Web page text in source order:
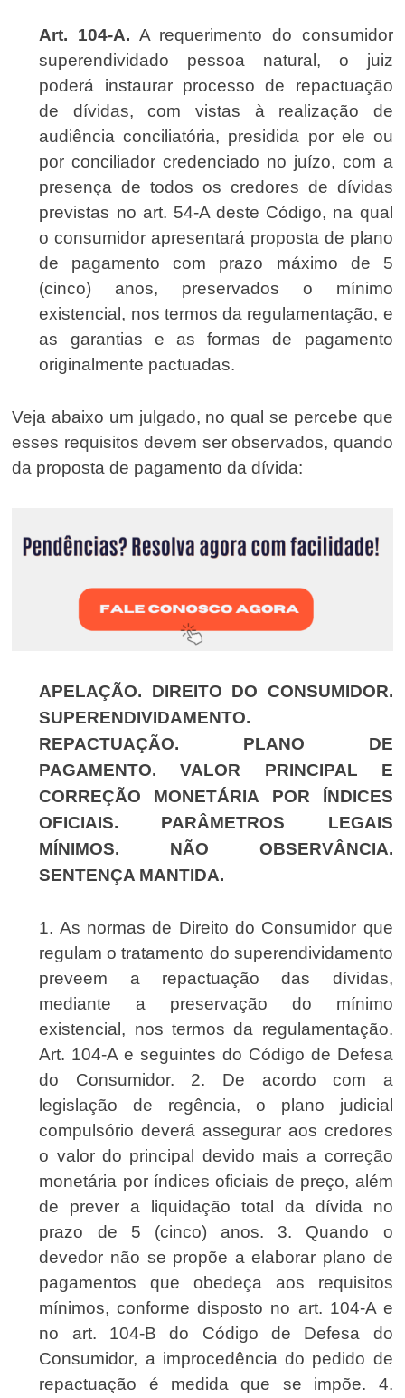
Art. 104-A. A requerimento do consumidor
superendividado pessoa natural, o juiz
poderá instaurar processo de repactuação
de dívidas, com vistas à realização de
audiência conciliatória, presidida por ele ou
por conciliador credenciado no juízo, com a
presença de todos os credores de dívidas
previstas no art. 54-A deste Código, na qual
o consumidor apresentará proposta de plano
de pagamento com prazo máximo de 5
(cinco) anos, preservados o mínimo
existencial, nos termos da regulamentação, e
as garantias e as formas de pagamento
originalmente pactuadas.
Veja abaixo um julgado, no qual se percebe que
esses requisitos devem ser observados, quando
da proposta de pagamento da dívida:
APELAÇÃO. DIREITO DO CONSUMIDOR.
SUPERENDIVIDAMENTO.
REPACTUAÇÃO. PLANO DE
PAGAMENTO. VALOR PRINCIPAL E
CORREÇÃO MONETÁRIA POR ÍNDICES
OFICIAIS. PARÂMETROS LEGAIS
MÍNIMOS. NÃO OBSERVÂNCIA.
SENTENÇA MANTIDA.
1. As normas de Direito do Consumidor que
regulam o tratamento do superendividamento
preveem a repactuação das dívidas,
mediante a preservação do mínimo
existencial, nos termos da regulamentação.
Art. 104-A e seguintes do Código de Defesa
do Consumidor. 2. De acordo com a
legislação de regência, o plano judicial
compulsório deverá assegurar aos credores
o valor do principal devido mais a correção
monetária por índices oficiais de preço, além
de prever a liquidação total da dívida no
prazo de 5 (cinco) anos. 3. Quando o
devedor não se propõe a elaborar plano de
pagamentos que obedeça aos requisitos
mínimos, conforme disposto no art. 104-A e
no art. 104-B do Código de Defesa do
Consumidor, a improcedência do pedido de
repactuação é medida que se impõe. 4.